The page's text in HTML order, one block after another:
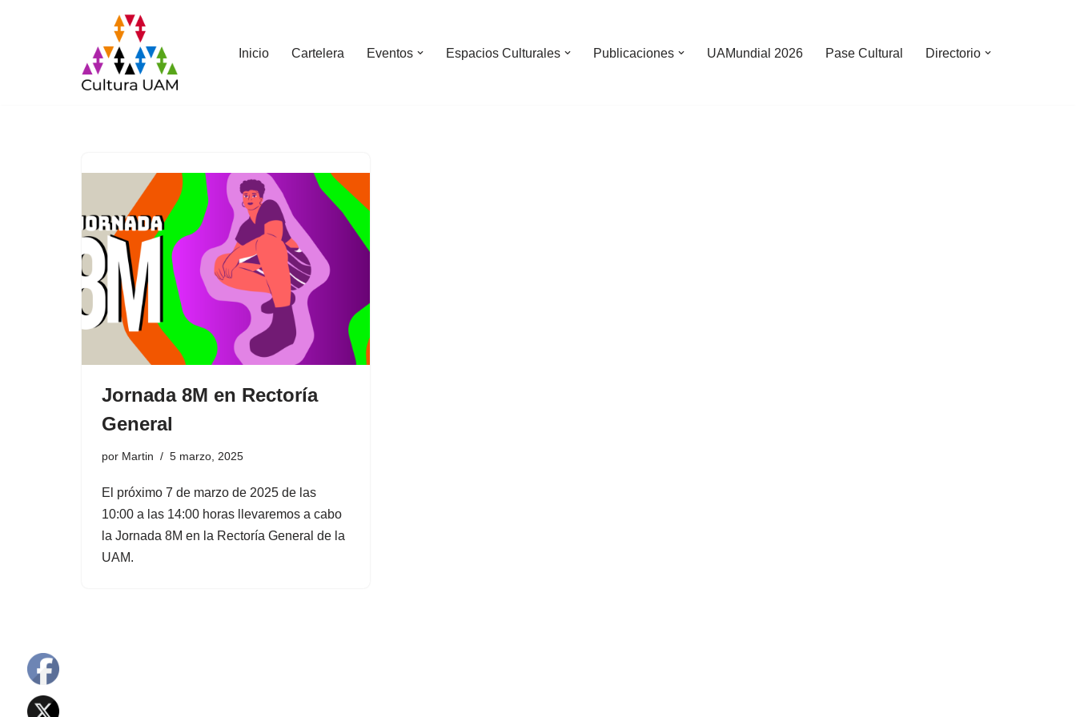
Inicio Cartelera Eventos Espacios Culturales Publicaciones UAMundial 2026 Pase Cultural Directorio
Jornada 8M en Rectoría
General
por Martin 5 marzo, 2025
El próximo 7 de marzo de 2025 de las
10:00 a las 14:00 horas llevaremos a cabo
la Jornada 8M en la Rectoría General de la
UAM.